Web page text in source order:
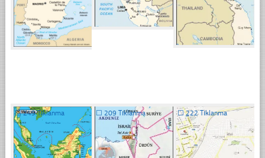
☐249 Tıklanma ☐209 Tıklanma ☐222 Tıklanma